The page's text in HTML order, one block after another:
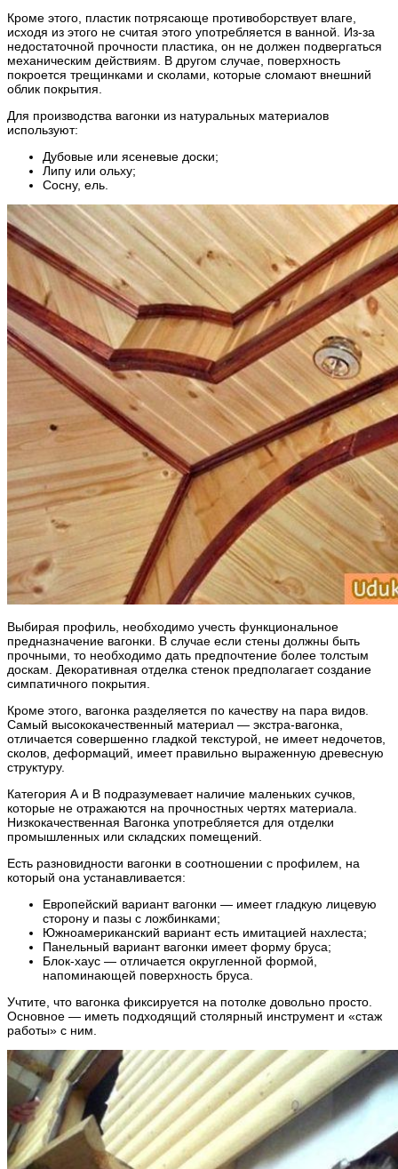
Кроме этого, пластик потрясающе противоборствует влаге,
исходя из этого не считая этого употребляется в ванной. Из-за
недостаточной прочности пластика, он не должен подвергаться
механическим действиям. В другом случае, поверхность
покроется трещинками и сколами, которые сломают внешний
облик покрытия.
Для производства вагонки из натуральных материалов
используют:
Дубовые или ясеневые доски;
Липу или ольху;
Сосну, ель.
Выбирая профиль, необходимо учесть функциональное
предназначение вагонки. В случае если стены должны быть
прочными, то необходимо дать предпочтение более толстым
доскам. Декоративная отделка стенок предполагает создание
симпатичного покрытия.
Кроме этого, вагонка разделяется по качеству на пара видов.
Самый высококачественный материал — экстра-вагонка,
отличается совершенно гладкой текстурой, не имеет недочетов,
сколов, деформаций, имеет правильно выраженную древесную
структуру.
Категория А и В подразумевает наличие маленьких сучков,
которые не отражаются на прочностных чертях материала.
Низкокачественная Вагонка употребляется для отделки
промышленных или складских помещений.
Есть разновидности вагонки в соотношении с профилем, на
который она устанавливается:
Европейский вариант вагонки — имеет гладкую лицевую
сторону и пазы с ложбинками;
Южноамериканский вариант есть имитацией нахлеста;
Панельный вариант вагонки имеет форму бруса;
Блок-хаус — отличается округленной формой,
напоминающей поверхность бруса.
Учтите, что вагонка фиксируется на потолке довольно просто.
Основное — иметь подходящий столярный инструмент и «стаж
работы» с ним.